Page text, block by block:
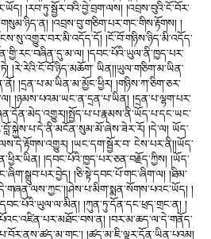
།རབ་ཏུ་སྦྱོར་བའི་བྱེ་བྲག་ལས། །འབྲས་བུའི་ངོ་བོར་
།འབྲས་བུ་གཅིག་པར་གང་གིས་རྟོགས། །
།ངོ་བོ་གཉིས་ཉིད་མི་འདོད་
།དབང་པོའི་ཡུལ་ནི་ཁྱད་པར་
།རེ་རེའི་ངོ་བོ་ཉིད་མཆོག་ ཡིན།།ཡུལ་གཅིག་མ་ཡིན་
།དྲན་པ་མ་ཡིན་མ་མྱོང་ཕྱིར། །གཉིས་ཀ་ཅིག་ཅར་
།ཉམས་པའམ་ཡང་ན་དྲན་པ་ཡིན། །དྲན་པ་ལྷག་པར་
།དེ་ལ། ཡོད་
།ཡང་དག་སྦྱོར་བ་ ངེས་པར་ནི།།ཡོད་
།དབང་པོའི་ཁྱད་པར་ཅན་བརྗོད་ཀྱིས། །ཡོད་
།ཅི་སྟེ་དབང་པོ་གང་ཞིག་ལ། །ཐིམ་
།
།ཀུན་ཏུ་དོན་དང་ཕྲད་གྲང་ན། །
།བར་མ་ཆད་ལ་དེ་གནོད་
།ཚད་མ་ཇི་ལྟར་དོན་ཡིན་པའམ།